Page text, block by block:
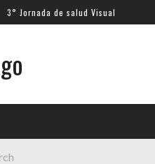
Jornada de salud Visual